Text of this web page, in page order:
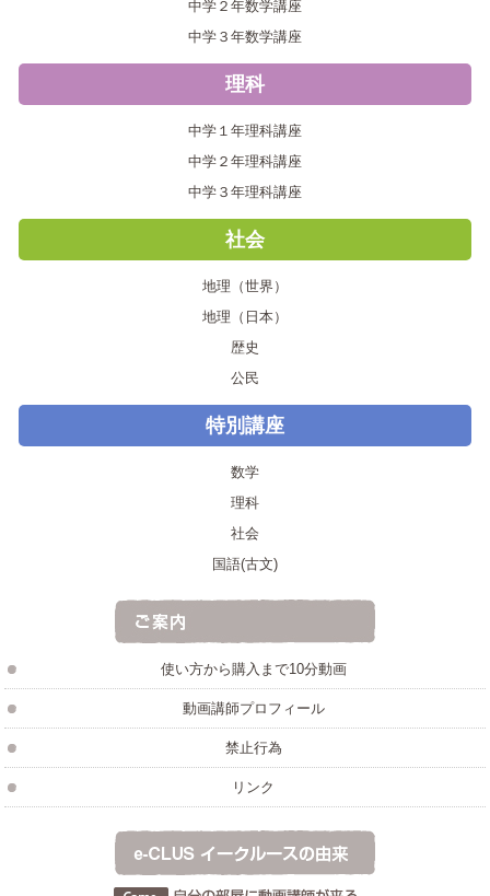
中学２年数学講座
中学３年数学講座
理科
中学１年理科講座
中学２年理科講座
中学３年理科講座
社会
地理（世界）
地理（日本）
歴史
公民
特別講座
数学
理科
社会
国語(古文)
使い方から購入まで10分動画
動画講師プロフィール
禁止行為
リンク